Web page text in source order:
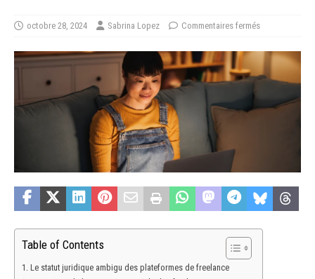
octobre 28, 2024 Sabrina Lopez Commentaires fermés
Table of Contents
Le statut juridique ambigu des plateformes de freelance